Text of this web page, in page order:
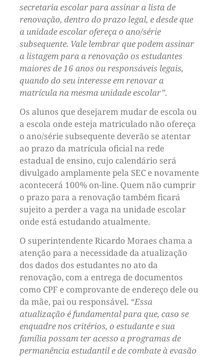
secretaria escolar para assinar a lista de
renovação, dentro do prazo legal, e desde que
a unidade escolar ofereça o ano/série
subsequente. Vale lembrar que podem assinar
a listagem para a renovação os estudantes
maiores de 16 anos ou responsáveis legais,
quando do seu interesse em renovar a
matrícula na mesma unidade escolar”.
Os alunos que desejarem mudar de escola ou
a escola onde esteja matriculado não ofereça
o ano/série subsequente deverão se atentar
ao prazo da matrícula oficial na rede
estadual de ensino, cujo calendário será
divulgado amplamente pela SEC e novamente
acontecerá 100% on-line. Quem não cumprir
o prazo para a renovação também ficará
sujeito a perder a vaga na unidade escolar
onde está estudando atualmente.
O superintendente Ricardo Moraes chama a
atenção para a necessidade da atualização
dos dados dos estudantes no ato da
renovação, com a entrega de documentos
como CPF e comprovante de endereço dele ou
da mãe, pai ou responsável. “Essa
atualização é fundamental para que, caso se
enquadre nos critérios, o estudante e sua
família possam ter acesso a programas de
permanência estudantil e de combate à evasão